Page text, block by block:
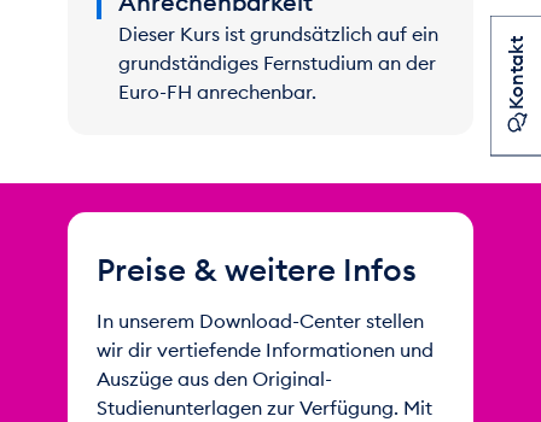
Dieser Kurs ist grundsätzlich auf ein
grundständiges Fernstudium an der
Euro-FH anrechenbar.
Preise & weitere Infos
In unserem Download-Center stellen
wir dir vertiefende Informationen und
Auszüge aus den Original-
Studienunterlagen zur Verfügung. Mit
Kontakt